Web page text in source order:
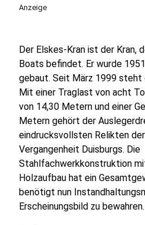
Anzeige
Der Elskes-Kran ist der Kran,
Boats befindet. Er wurde
gebaut. Seit März 1999 steht
Mit einer Traglast von acht
von 14,30 Metern und einer
Metern gehört der
eindrucksvollsten Relikten
Vergangenheit Duisburgs. Die
Stahlfachwerkkonstruktion
Holzaufbau hat ein
benötigt nun
Erscheinungsbild zu bewahren.